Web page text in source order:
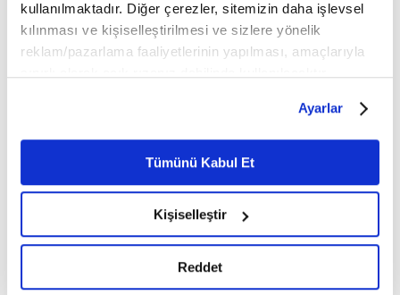
kullanılmaktadır. Diğer çerezler, sitemizin daha işlevsel
kılınması ve kişiselleştirilmesi ve sizlere yönelik
reklam/pazarlama faaliyetlerinin yapılması, amaçlarıyla
belirleyebilirsiniz. Çerezlere ilişkin detaylı bilgi için
Ayarlar butonuna tıklayabilir,Çerez Bilgilendirme
Metnimizi ziyaret edebilirsiniz.
6698 sayılı Kişisel Verilerin Korunması Kanunu uyarınca
okumak ve sitemizi ziyaretiniz kapsamında
gerçekleştirilen veri işleme faaliyetleri ile ilgili daha
detaylı bilgi almak için lütfentıklayınız.
Ayarlar
Tümünü Kabul Et
Kişiselleştir
Reddet
Ramazanda doğru
beslenme tercihleri sağlık
getiriyor
sağlığımıza...
Seherde yenilen mübarek
yemek: Sahur
Ramazan'a bir mektep gibi
bir okul gibi kabul etmişler...
Komşunuzu ihmal etmeyin